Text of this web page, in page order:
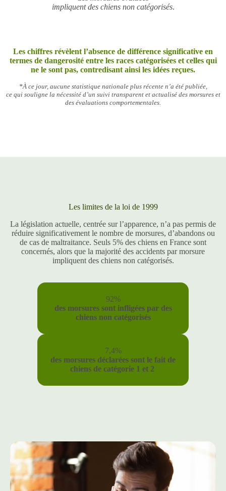
impliquent des chiens non catégorisés.
Les chiffres révèlent l’absence de différence significative en
termes de dangerosité entre les races catégorisées et celles qui
ne le sont pas, contredisant ainsi les idées reçues.
*À ce jour, aucune statistique nationale plus récente n’a été publiée,
ce qui souligne la nécessité d’un suivi transparent et actualisé des morsures et
des évaluations comportementales.
Les limites de la loi de 1999
La législation actuelle, centrée sur l’apparence, n’a pas permis de
réduire significativement le nombre de morsures, d’abandons ou
de cas de maltraitance. Seuls 5% des chiens en France sont
concernés, alors que la majorité des accidents par morsure
impliquent des chiens non catégorisés.
92%
des morsures sont infligées par des
chiens non catégorisés
7,4%
des morsures déclarées sont le fait de
chiens de catégorie 1 et 2